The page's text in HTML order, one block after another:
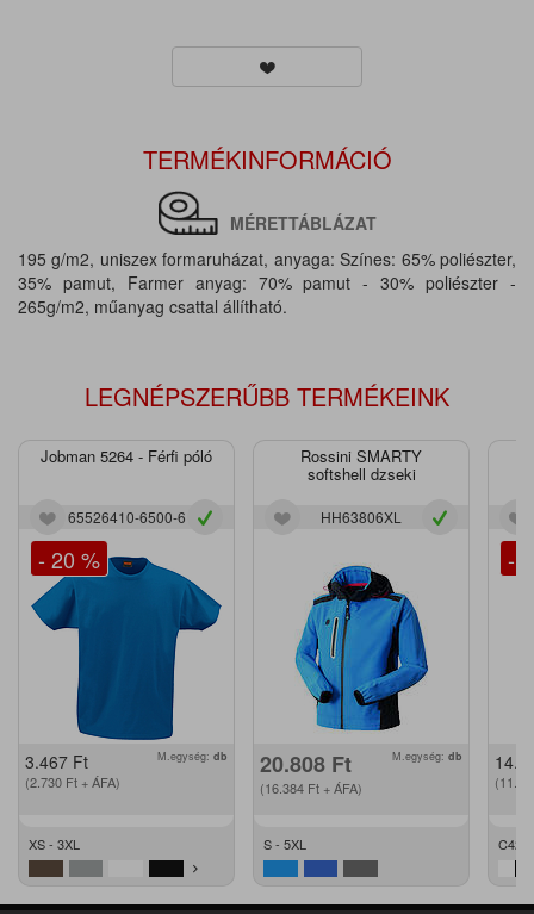
TERMÉKINFORMÁCIÓ
MÉRETTÁBLÁZAT
195 g/m2, uniszex formaruházat, anyaga: Színes: 65% poliészter,
35% pamut, Farmer anyag: 70% pamut - 30% poliészter -
265g/m2, műanyag csattal állítható.
LEGNÉPSZERŰBB TERMÉKEINK
Jobman 5264 - Férfi póló
65526410-6500-6
- 20 %
3.467 Ft
(2.730 Ft + ÁFA)
M.egység: db
XS - 3XL
Rossini SMARTY
softshell dzseki
HH63806XL
20.808 Ft
(16.384 Ft + ÁFA)
M.egység: db
S - 5XL
-
C42 -